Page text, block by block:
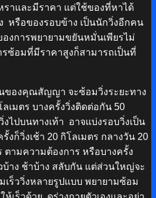
และมีราคา แต่ใช้ของที่หาได้
หรือของรอบข้าง เป็นนักวิ่งอีกคน
องการพยายามขยันหมั่นเพียรไม่
ซ้อมที่มีราคาสูงก็สามารถเป็นที่
งคุณสัญญา จะซ้อมวิ่งระยะทาง
เมตร บางครั้งวิ่งติดต่อกัน 50
ไปบนทางเท้า อาจแบ่งรอบวิ่งเป็น
งก็วิ่งเช้า 20 กิโลเมตร กลางวัน 20
ตามความต้องการ หรือบางครั้ง
บ้าง ช้าบ้าง สลับกัน แต่ส่วนใหญ่จะ
เร็ววิ่งหลายรูปแบบ พยายามซ้อม